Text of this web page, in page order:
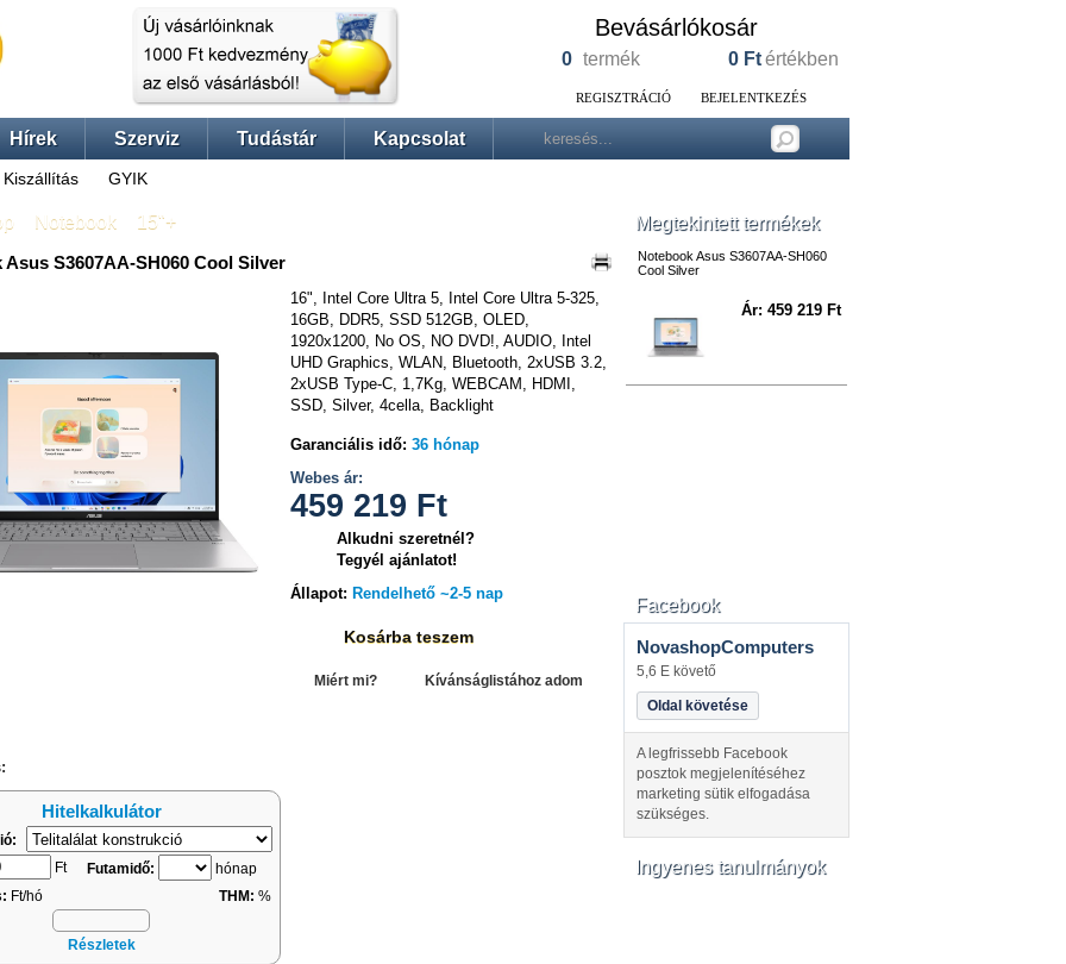
Bevásárlókosár
0 termék 0 Ftértékben
REGISZTRÁCIÓ BEJELENTKEZÉS
Hírek Szerviz Tudástár Kapcsolat
Kiszállítás GYIK
Notebook
15"+
Asus S3607AA-SH060 Cool Silver
Hitelkalkulátor
Ft
Futamidő:
hónap
Ft/hó THM: %
Részletek
16", Intel Core Ultra 5, Intel Core Ultra 5-325,
16GB, DDR5, SSD 512GB, OLED,
1920x1200, No OS, NO DVD!, AUDIO, Intel
UHD Graphics, WLAN, Bluetooth, 2xUSB 3.2,
2xUSB Type-C, 1,7Kg, WEBCAM, HDMI,
SSD, Silver, 4cella, Backlight
Garanciális idő: 36 hónap
Webes ár:
459 219 Ft
Alkudni szeretnél?
Tegyél ajánlatot!
Állapot: Rendelhető ~2-5 nap
Kosárba teszem
Miért mi? Kívánságlistához adom
Megtekintett termékek
Notebook Asus S3607AA-SH060
Cool Silver
Ár: 459 219 Ft
Facebook
NovashopComputers
5,6 E követő
Oldal követése
A legfrissebb Facebook
posztok megjelenítéséhez
marketing sütik elfogadása
szükséges.
Ingyenes tanulmányok